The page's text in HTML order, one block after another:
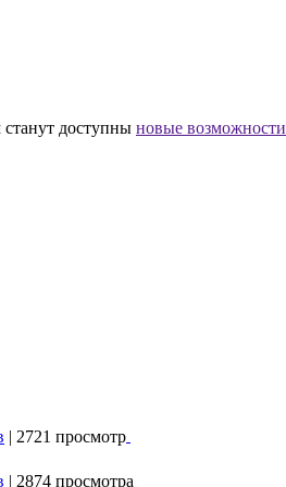
доступны новые возможности
| 2721 просмотр
| 2874 просмотра